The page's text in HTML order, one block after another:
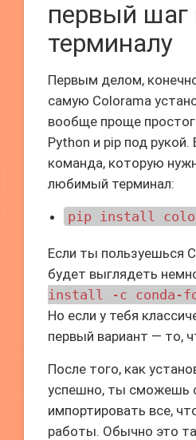
первый шаг
терминалу
Первым делом,
самую Colorama
вообще проще
Python и pip под рукой.
команда, которую
любимый терминал:
pip install
Если ты пользуешься
будет выглядеть
install -c conda-
Но если у тебя
первый вариант — то,
После того, как
успешно, ты сможешь
импортировать все,
работы. Обычно это